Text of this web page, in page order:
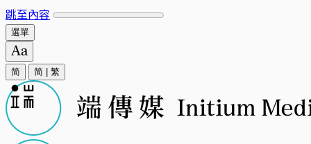
跳至內容
選單
简 简 繁